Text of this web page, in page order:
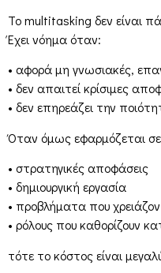
Το multitasking δεν είναι
Έχει νόημα όταν:
• αφορά μη γνωσιακές,
• δεν απαιτεί κρίσιμες
• δεν επηρεάζει την
Όταν όμως εφαρμόζεται
• στρατηγικές αποφάσεις
• δημιουργική εργασία
• προβλήματα που
• ρόλους που καθορίζουν
τότε το κόστος είναι